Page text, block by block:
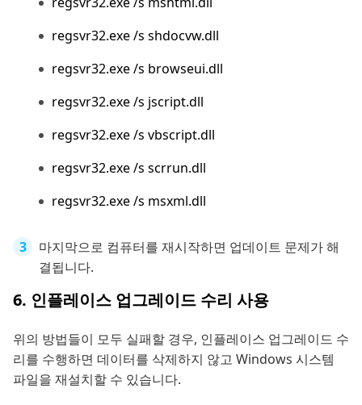
regsvr32.exe /s shdocvw.dll
regsvr32.exe /s browseui.dll
regsvr32.exe /s jscript.dll
regsvr32.exe /s vbscript.dll
regsvr32.exe /s scrrun.dll
regsvr32.exe /s msxml.dll
마지막으로 컴퓨터를 재시작하면 업데이트 문제가 해
결됩니다.
6. 인플레이스 업그레이드 수리 사용
위의 방법들이 모두 실패할 경우, 인플레이스 업그레이드 수
리를 수행하면 데이터를 삭제하지 않고 Windows 시스템
파일을 재설치할 수 있습니다.